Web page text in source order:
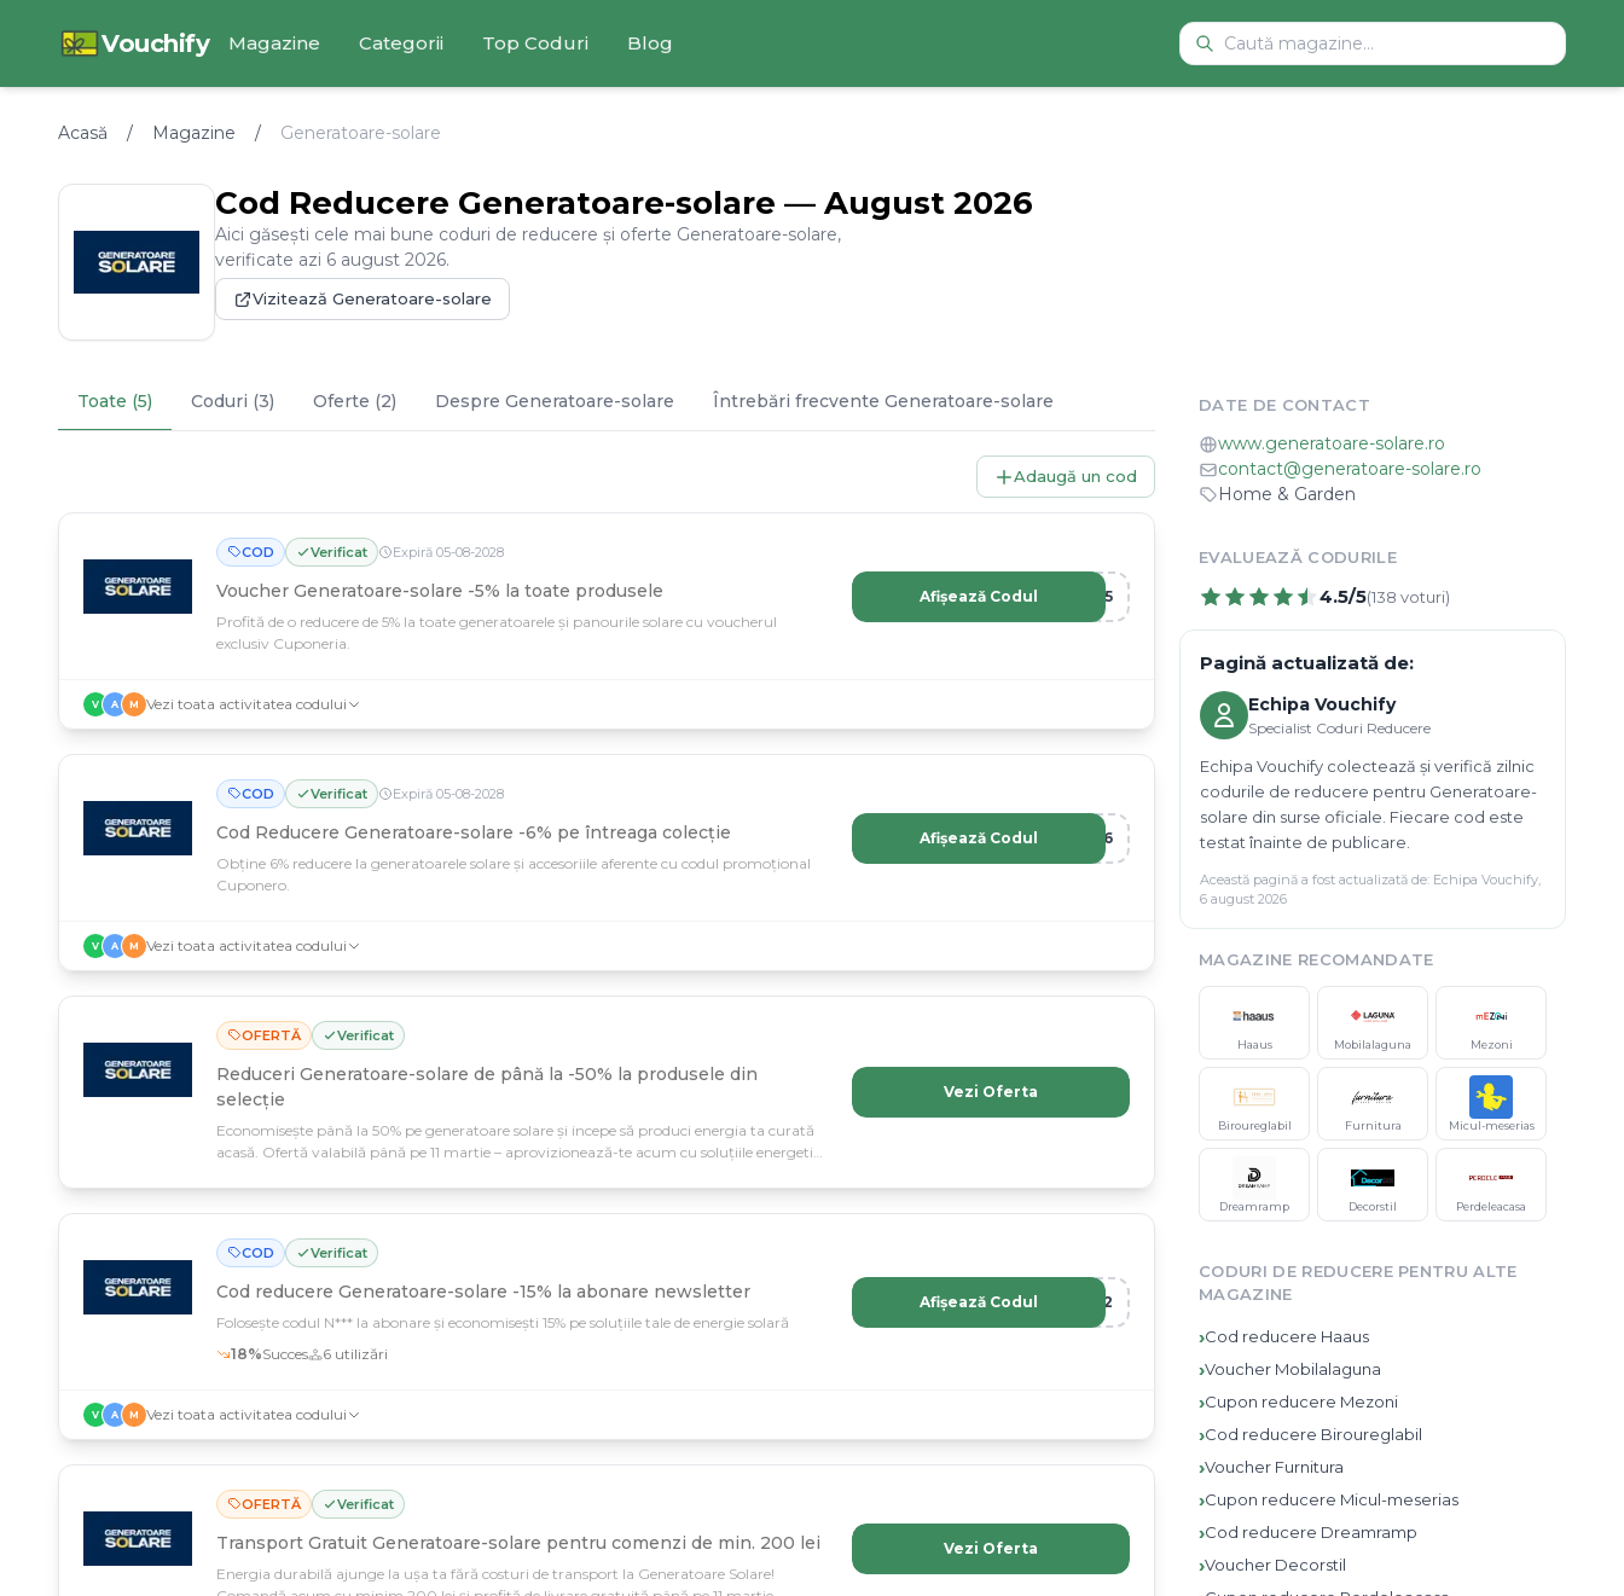
Vouchify Magazine Categorii Top Coduri Blog
Acasă / Magazine / Generatoare-solare
Cod Reducere Generatoare-solare — August 2026
Aici găsești cele mai bune coduri de reducere și oferte Generatoare-solare,
verificate azi 6 august 2026.
Vizitează Generatoare-solare
Toate (5) Coduri (3) Oferte (2) Despre Generatoare-solare Întrebări frecvente Generatoare-solare
Adaugă un cod
COD Verificat Expiră 05-08-2028
Voucher Generatoare-solare -5% la toate produsele
Profită de o reducere de 5% la toate generatoarele și panourile solare cu voucherul
exclusiv Cuponeria.
IA5
Afișează Codul
V A M Vezi toata activitatea codului
COD Verificat Expiră 05-08-2028
Cod Reducere Generatoare-solare -6% pe întreaga colecție
Obține 6% reducere la generatoarele solare și accesoriile aferente cu codul promoțional
Cuponero.
RO6
Afișează Codul
V A M Vezi toata activitatea codului
OFERTĂ Verificat
Reduceri Generatoare-solare de până la -50% la produsele din
selecție
Economisește până la 50% pe generatoare solare și incepe să produci energia ta curată
acasă. Ofertă valabilă până pe 11 martie – aprovizionează-te acum cu soluțiile energetice
Vezi Oferta
COD Verificat
Cod reducere Generatoare-solare -15% la abonare newsletter
Folosește codul N*** la abonare și economisești 15% pe soluțiile tale de energie solară
18%Succes 6 utilizări
R12
Afișează Codul
V A M Vezi toata activitatea codului
OFERTĂ Verificat
Transport Gratuit Generatoare-solare pentru comenzi de min. 200 lei
Energia durabilă ajunge la ușa ta fără costuri de transport la Generatoare Solare!
Vezi Oferta
DATE DE CONTACT
www.generatoare-solare.ro
contact@generatoare-solare.ro
Home & Garden
EVALUEAZĂ CODURILE
4.5/5(138 voturi)
Pagină actualizată de:
Echipa Vouchify
Specialist Coduri Reducere
Echipa Vouchify colectează și verifică zilnic
codurile de reducere pentru Generatoare-
solare din surse oficiale. Fiecare cod este
testat înainte de publicare.
Această pagină a fost actualizată de: Echipa Vouchify,
6 august 2026
MAGAZINE RECOMANDATE
Haaus Mobilalaguna Mezoni
Biroureglabil Furnitura Micul-meserias
Dreamramp Decorstil Perdeleacasa
CODURI DE REDUCERE PENTRU ALTE
MAGAZINE
›Cod reducere Haaus
›Voucher Mobilalaguna
›Cupon reducere Mezoni
›Cod reducere Biroureglabil
›Voucher Furnitura
›Cupon reducere Micul-meserias
›Cod reducere Dreamramp
›Voucher Decorstil